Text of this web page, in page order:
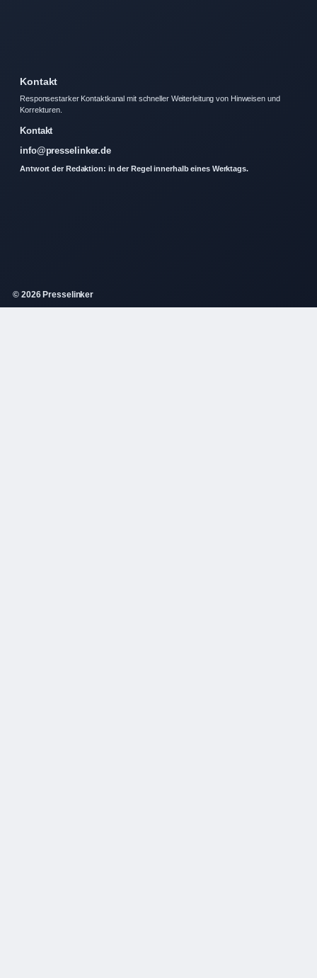
Kontakt
Responsestarker Kontaktkanal mit schneller Weiterleitung von Hinweisen und
Korrekturen.
Kontakt
info@presselinker.de
Antwort der Redaktion: in der Regel innerhalb eines Werktags.
© 2026 Presselinker